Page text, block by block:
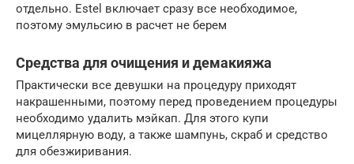
отдельно. Estel включает сразу все необходимое,
поэтому эмульсию в расчет не берем
Средства для очищения и демакияжа
Практически все девушки на процедуру приходят
накрашенными, поэтому перед проведением процедуры
необходимо удалить мэйкап. Для этого купи
мицеллярную воду, а также шампунь, скраб и средство
для обезжиривания.